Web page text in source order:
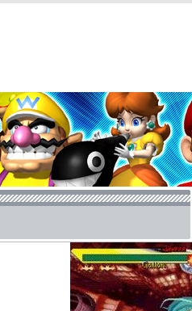
Galerie Sony